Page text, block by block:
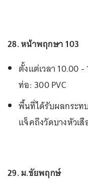
28. หน้าพฤกษา 103
ตั้งแต่เวลา 10.00
ท่อ: 300 PVC
พื้นที่ได้รับผลกระท
แจ็คถึงวัดบางหัวเสื
29. ม.ชัยพฤกษ์